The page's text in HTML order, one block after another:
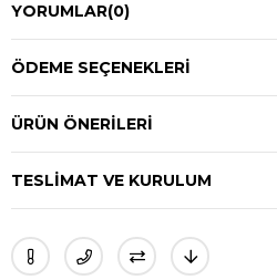
YORUMLAR(0)
ÖDEME SEÇENEKLERI
ÜRÜN ÖNERILERI
TESLIMAT VE KURULUM